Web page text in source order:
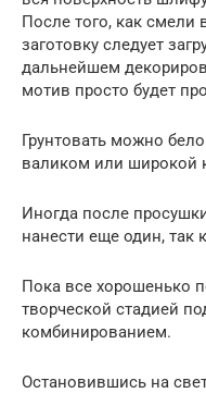
После того, как
заготовку следует
дальнейшем
мотив просто будет
Грунтовать можно
валиком или широкой
Иногда после
нанести еще один, так
Пока все хорошенько
творческой стадией
комбинированием.
Остановившись на